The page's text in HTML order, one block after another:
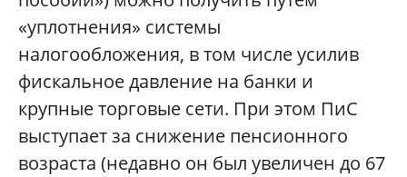
«уплотнения» системы
налогообложения, в том числе усилив
фискальное давление на банки и
крупные торговые сети. При этом ПиС
выступает за снижение пенсионного
возраста (недавно он был увеличен до 67